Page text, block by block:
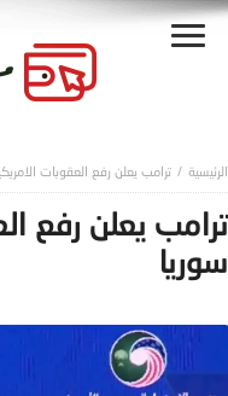
ترامب يعلن رفع العقوبات
ترامب يعلن رفع
سوريا